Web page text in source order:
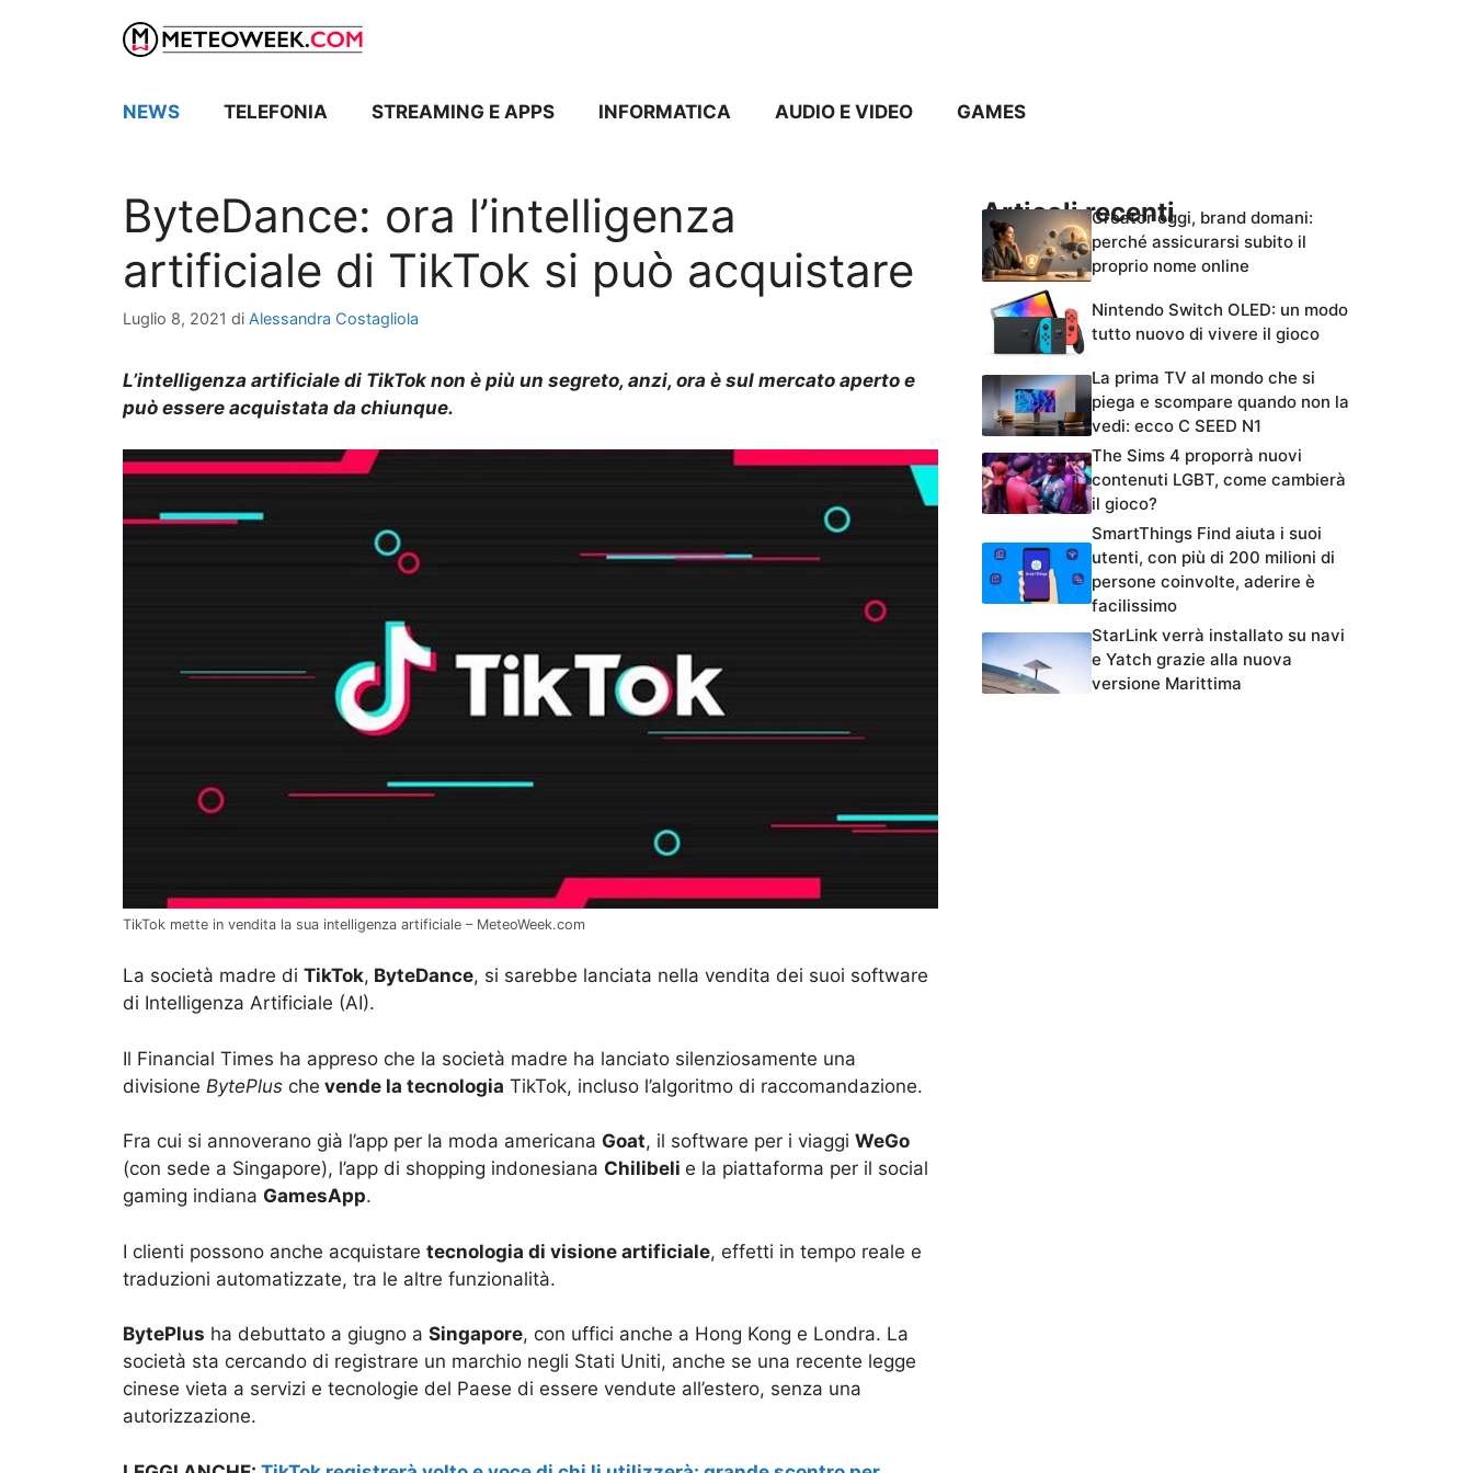
NEWS TELEFONIA STREAMING E APPS INFORMATICA AUDIO E VIDEO GAMES
ByteDance: ora l’intelligenza
artificiale di TikTok si può acquistare
Luglio 8, 2021 di Alessandra Costagliola
L’intelligenza artificiale di TikTok non è più un segreto, anzi, ora è sul mercato aperto e
può essere acquistata da chiunque.
TikTok mette in vendita la sua intelligenza artificiale – MeteoWeek.com
La società madre di TikTok, ByteDance, si sarebbe lanciata nella vendita dei suoi software
di Intelligenza Artificiale (AI).
Il Financial Times ha appreso che la società madre ha lanciato silenziosamente una
divisione BytePlus che vende la tecnologia TikTok, incluso l’algoritmo di raccomandazione.
Fra cui si annoverano già l’app per la moda americana Goat, il software per i viaggi WeGo
(con sede a Singapore), l’app di shopping indonesiana Chilibeli e la piattaforma per il social
gaming indiana GamesApp.
I clienti possono anche acquistare tecnologia di visione artificiale, effetti in tempo reale e
traduzioni automatizzate, tra le altre funzionalità.
BytePlus ha debuttato a giugno a Singapore, con uffici anche a Hong Kong e Londra. La
società sta cercando di registrare un marchio negli Stati Uniti, anche se una recente legge
cinese vieta a servizi e tecnologie del Paese di essere vendute all’estero, senza una
autorizzazione.
Articoli recentiCreator oggi, brand domani:
perché assicurarsi subito il
proprio nome online
Nintendo Switch OLED: un modo
tutto nuovo di vivere il gioco
La prima TV al mondo che si
piega e scompare quando non la
vedi: ecco C SEED N1
The Sims 4 proporrà nuovi
contenuti LGBT, come cambierà
il gioco?
SmartThings Find aiuta i suoi
utenti, con più di 200 milioni di
persone coinvolte, aderire è
facilissimo
StarLink verrà installato su navi
e Yatch grazie alla nuova
versione Marittima